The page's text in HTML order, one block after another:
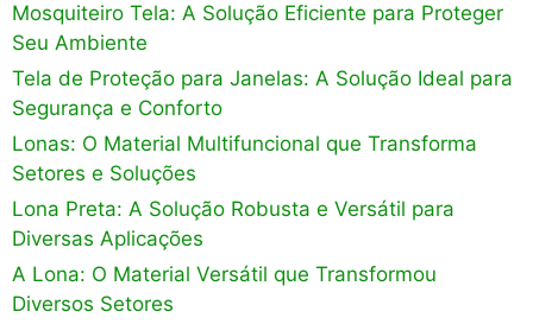
Mosquiteiro Tela: A Solução Eficiente para Proteger
Seu Ambiente
Tela de Proteção para Janelas: A Solução Ideal para
Segurança e Conforto
Lonas: O Material Multifuncional que Transforma
Setores e Soluções
Lona Preta: A Solução Robusta e Versátil para
Diversas Aplicações
A Lona: O Material Versátil que Transformou
Diversos Setores